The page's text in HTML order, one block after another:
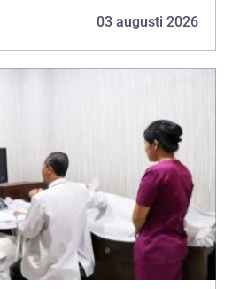
03 augusti 2026